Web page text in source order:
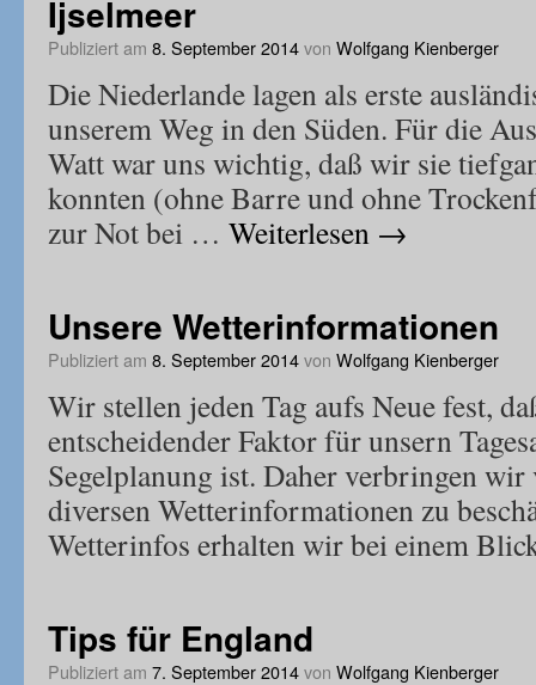
Ijselmeer
Publiziert am 8. September 2014von Wolfgang Kienberger
Die Niederlande lagen als erste
unserem Weg in den Süden. Für die
Watt war uns wichtig, daß wir sie
konnten (ohne Barre und ohne
zur Not bei … Weiterlesen →
Unsere Wetterinformationen
Publiziert am 8. September 2014von Wolfgang Kienberger
Wir stellen jeden Tag aufs Neue fest,
entscheidender Faktor für unsern
Segelplanung ist. Daher verbringen
diversen Wetterinformationen zu
Wetterinfos erhalten wir bei einem
Tips für England
Publiziert am 7. September 2014von Wolfgang Kienberger